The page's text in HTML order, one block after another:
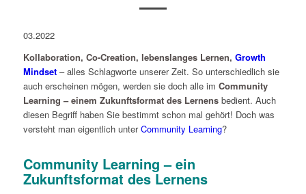
03.2022
Kollaboration, Co-Creation, lebenslanges Lernen, Growth
Mindset– alles Schlagworte unserer Zeit. So unterschiedlich sie
auch erscheinen mögen, werden sie doch alle im Community
Learning – einem Zukunftsformat des Lernensbedient. Auch
diesen Begriff haben Sie bestimmt schon mal gehört! Doch was
versteht man eigentlich unterCommunity Learning?
Community Learning – ein
Zukunftsformat des Lernens